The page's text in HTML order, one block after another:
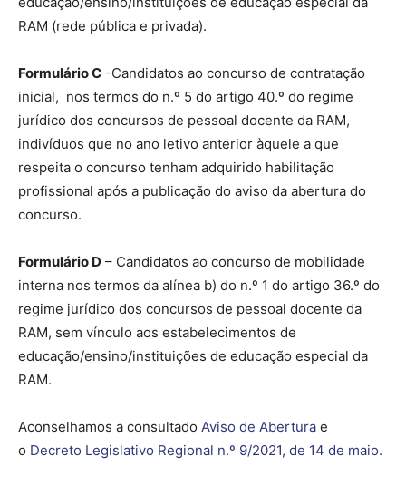
RAM (rede pública e privada).
Formulário C -Candidatos ao concurso de contratação
inicial, nos termos do n.º 5 do artigo 40.º do regime
jurídico dos concursos de pessoal docente da RAM,
indivíduos que no ano letivo anterior àquele a que
respeita o concurso tenham adquirido habilitação
profissional após a publicação do aviso da abertura do
concurso.
Formulário D – Candidatos ao concurso de mobilidade
interna nos termos da alínea b) do n.º 1 do artigo 36.º do
regime jurídico dos concursos de pessoal docente da
RAM, sem vínculo aos estabelecimentos de
educação/ensino/instituições de educação especial da
RAM.
Aconselhamos a consultado Aviso de Abertura e
o Decreto Legislativo Regional n.º 9/2021, de 14 de maio.